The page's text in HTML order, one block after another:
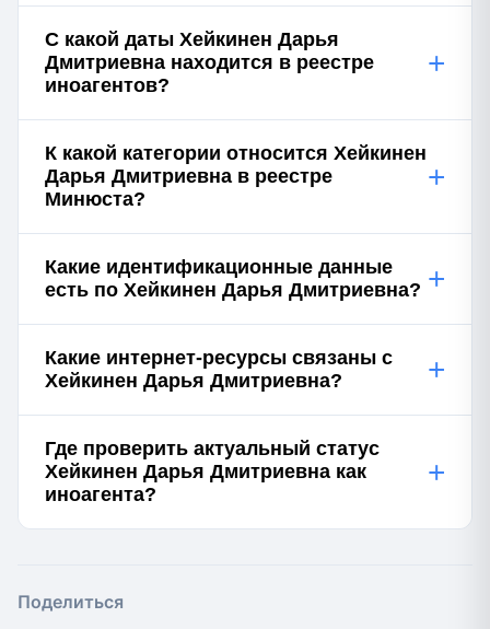
С какой даты Хейкинен Дарья
Дмитриевна находится в реестре
иноагентов?
+
К какой категории относится Хейкинен
Дарья Дмитриевна в реестре
Минюста?
+
Какие идентификационные данные
есть по Хейкинен Дарья Дмитриевна? +
Какие интернет-ресурсы связаны с
Хейкинен Дарья Дмитриевна?
+
Где проверить актуальный статус
Хейкинен Дарья Дмитриевна как
иноагента?
+
Поделиться